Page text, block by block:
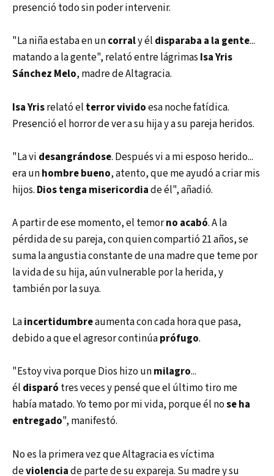
presenció todo sin poder intervenir.
"La niña estaba en uncorraly él disparaba a la gente...
matando a la gente", relató entre lágrimas Isa Yris
Sánchez Melo, madre de Altagracia.
Isa Yrisrelató el terror vividoesa noche fatídica.
Presenció el horror de ver a su hija y a su pareja heridos.
"La vi desangrándose. Después vi a mi esposo herido...
era unhombre bueno, atento, que me ayudó a criar mis
hijos. Dios tenga misericordiade él", añadió.
A partir de ese momento, el temorno acabó. A la
pérdida de su pareja, con quien compartió 21 años, se
suma la angustia constante de una madre que teme por
la vida de su hija, aún vulnerable por la herida, y
también por la suya.
Laincertidumbreaumenta con cada hora que pasa,
debido a que el agresor continúaprófugo.
"Estoy viva porque Dios hizo unmilagro...
él disparó tres veces y pensé que el último tiro me
había matado. Yo temo por mi vida, porque él nose ha
entregado", manifestó.
No es la primera vez que Altagracia es víctima
deviolenciade parte de su expareja. Su madre y su